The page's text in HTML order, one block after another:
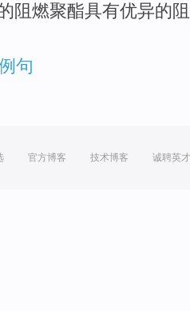
阻燃聚酯具有优异的
句
官方博客 技术博客 诚聘英才